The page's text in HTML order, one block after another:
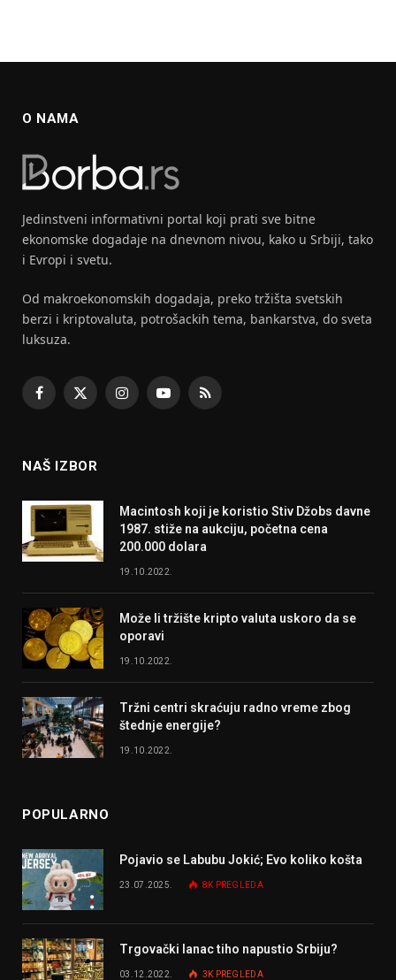
O NAMA
Jedinstveni informativni portal koji prati sve bitne
ekonomske dogadaje na dnevnom nivou, kako u Srbiji, tako
i Evropi i svetu.
Od makroekonomskih dogadaja, preko tržišta svetskih
berzi i kriptovaluta, potrošackih tema, bankarstva, do sveta
luksuza.
Facebook
X
InstagramYouTubeRSS
NAŠ IZBOR
Macintosh koji je koristio Stiv Džobs davne
1987. stiže na aukciju, početna cena
200.000 dolara
19.10.2022.
Može li tržište kripto valuta uskoro da se
oporavi
19.10.2022.
Tržni centri skraćuju radno vreme zbog
štednje energije?
19.10.2022.
POPULARNO
Pojavio se Labubu Jokić; Evo koliko košta
23.07.2025. 8K PREGLEDA
Trgovački lanac tiho napustio Srbiju?
03.12.2022. 3K PREGLEDA